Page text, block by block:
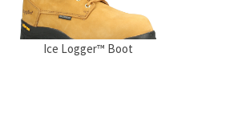
Ice Logger™ Boot